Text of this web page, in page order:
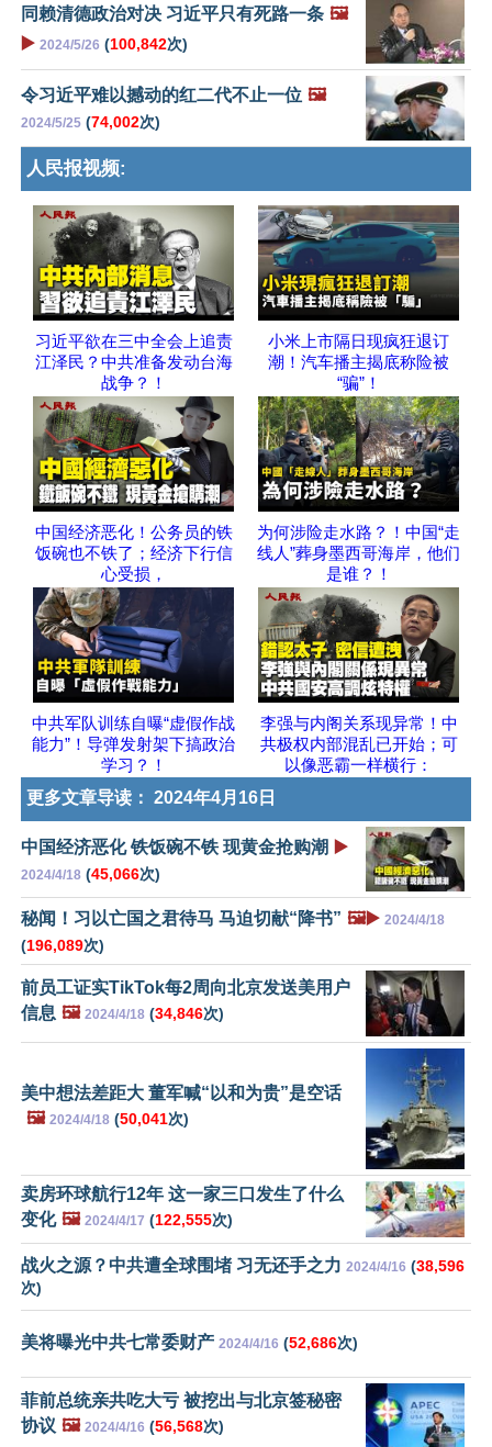
同赖清德政治对决 习近平只有死路一条 🖼️
▶️ 2024/5/26 (100,842次)
令习近平难以撼动的红二代不止一位 🖼️
2024/5/25 (74,002次)
人民报视频:
习近平欲在三中全会上追责
江泽民？中共准备发动台海
战争？！
小米上市隔日现疯狂退订
潮！汽车播主揭底称险被
“骗”！
中国经济恶化！公务员的铁
饭碗也不铁了；经济下行信
心受损，
为何涉险走水路？！中国“走
线人”葬身墨西哥海岸，他们
是谁？！
中共军队训练自曝“虚假作战
能力”！导弹发射架下搞政治
学习？！
李强与内阁关系现异常！中
共极权内部混乱已开始；可
以像恶霸一样横行：
更多文章导读： 2024年4月16日
中国经济恶化 铁饭碗不铁 现黄金抢购潮 ▶️
2024/4/18 (45,066次)
秘闻！习以亡国之君待马 马迫切献“降书” 🖼️▶️ 2024/4/18
(196,089次)
前员工证实TikTok每2周向北京发送美用户
信息 🖼️ 2024/4/18 (34,846次)
美中想法差距大 董军喊“以和为贵”是空话
🖼️ 2024/4/18 (50,041次)
卖房环球航行12年 这一家三口发生了什么
变化 🖼️ 2024/4/17 (122,555次)
战火之源？中共遭全球围堵 习无还手之力 2024/4/16 (38,596
次)
美将曝光中共七常委财产 2024/4/16 (52,686次)
菲前总统亲共吃大亏 被挖出与北京签秘密
协议 🖼️ 2024/4/16 (56,568次)